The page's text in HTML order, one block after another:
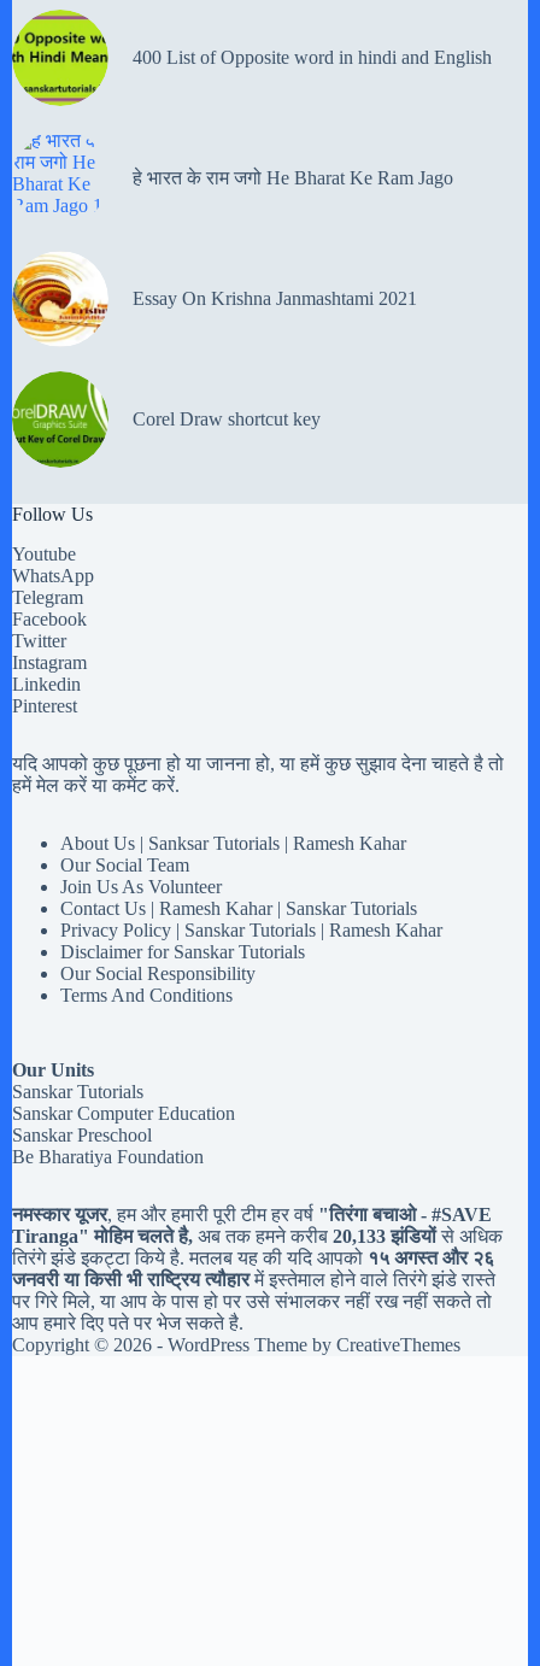
400 List of Opposite word in hindi and English
हे भारत के राम जगो He Bharat Ke Ram Jago
Essay On Krishna Janmashtami 2021
Corel Draw shortcut key
Follow Us
Youtube
WhatsApp
Telegram
Facebook
Twitter
Instagram
Linkedin
Pinterest
यदि आपको कुछ पूछना हो या जानना हो, या हमें कुछ सुझाव देना चाहते है तो
हमें मेल करें या कमेंट करें.
About Us | Sanksar Tutorials | Ramesh Kahar
Our Social Team
Join Us As Volunteer
Contact Us | Ramesh Kahar | Sanskar Tutorials
Privacy Policy | Sanskar Tutorials | Ramesh Kahar
Disclaimer for Sanskar Tutorials
Our Social Responsibility
Terms And Conditions
Our Units
Sanskar Tutorials
Sanskar Computer Education
Sanskar Preschool
Be Bharatiya Foundation
नमस्कार यूजर, हम और हमारी पूरी टीम हर वर्ष "तिरंगा बचाओ - #SAVE
Tiranga" मोहिम चलते है, अब तक हमने करीब 20,133 झंडियोंसे अधिक
तिरंगे झंडे इकट्टा किये है. मतलब यह की यदि आपको १५ अगस्त और २६
जनवरी या किसी भी राष्ट्रिय त्यौहारमें इस्तेमाल होने वाले तिरंगे झंडे रास्ते
पर गिरे मिले, या आप के पास हो पर उसे संभालकर नहीं रख नहीं सकते तो
आप हमारे दिए पते पर भेज सकते है.
Copyright © 2026 - WordPress Theme by CreativeThemes